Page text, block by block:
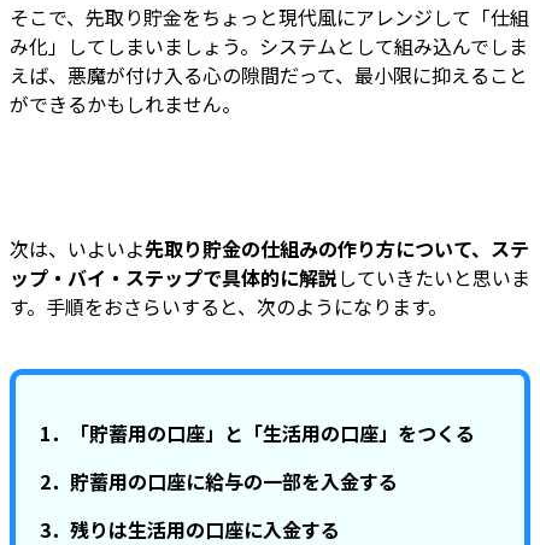
そこで、先取り貯金をちょっと現代風にアレンジして「仕組
み化」してしまいましょう。システムとして組み込んでしま
えば、悪魔が付け入る心の隙間だって、最小限に抑えること
ができるかもしれません。
次は、いよいよ先取り貯金の仕組みの作り方について、ステ
ップ・バイ・ステップで具体的に解説していきたいと思いま
す。手順をおさらいすると、次のようになります。
1．「貯蓄用の口座」と「生活用の口座」をつくる
2．貯蓄用の口座に給与の一部を入金する
3．残りは生活用の口座に入金する